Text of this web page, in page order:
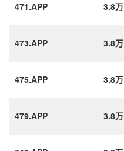
471.APP 3.8万
473.APP 3.8万
475.APP 3.8万
479.APP 3.8万